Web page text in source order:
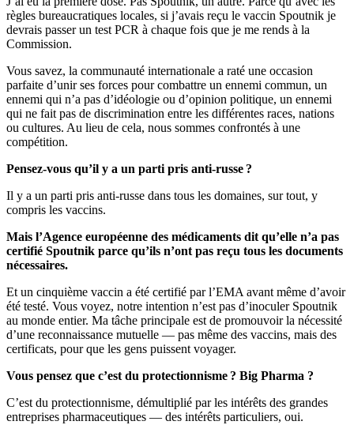
règles bureaucratiques locales, si j’avais reçu le vaccin Spoutnik je
devrais passer un test PCR à chaque fois que je me rends à la
Commission.
Vous savez, la communauté internationale a raté une occasion
parfaite d’unir ses forces pour combattre un ennemi commun, un
ennemi qui n’a pas d’idéologie ou d’opinion politique, un ennemi
qui ne fait pas de discrimination entre les différentes races, nations
ou cultures. Au lieu de cela, nous sommes confrontés à une
compétition.
Pensez-vous qu’il y a un parti pris anti-russe ?
Il y a un parti pris anti-russe dans tous les domaines, sur tout, y
compris les vaccins.
Mais l’Agence européenne des médicaments dit qu’elle n’a pas
certifié Spoutnik parce qu’ils n’ont pas reçu tous les documents
nécessaires.
Et un cinquième vaccin a été certifié par l’EMA avant même d’avoir
été testé. Vous voyez, notre intention n’est pas d’inoculer Spoutnik
au monde entier. Ma tâche principale est de promouvoir la nécessité
d’une reconnaissance mutuelle — pas même des vaccins, mais des
certificats, pour que les gens puissent voyager.
Vous pensez que c’est du protectionnisme ? Big Pharma ?
C’est du protectionnisme, démultiplié par les intérêts des grandes
entreprises pharmaceutiques — des intérêts particuliers, oui.